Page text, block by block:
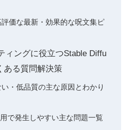
価な最新・効果的な呪文集ピ
ィングに役立つStable Diffu
ある質問解決策
・低品質の主な原因とわかり
で発生しやすい主な問題一覧